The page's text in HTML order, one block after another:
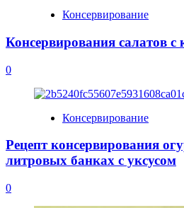
Консервирование
Консервирования салатов с
0
Консервирование
Рецепт консервирования
литровых банках с уксусом
0